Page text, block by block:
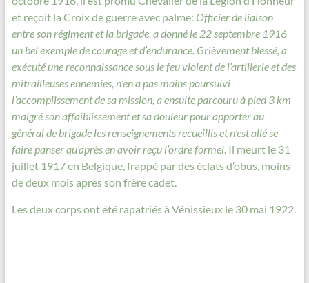
et reçoit la Croix de guerre avec palme: Officier de liaison
entre son régiment et la brigade, a donné le 22 septembre 1916
un bel exemple de courage et d’endurance. Grièvement blessé, a
exécuté une reconnaissance sous le feu violent de l’artillerie et des
mitrailleuses ennemies, n’en a pas moins poursuivi
l’accomplissement de sa mission, a ensuite parcouru à pied 3 km
malgré son affaiblissement et sa douleur pour apporter au
général de brigade les renseignements recueillis et n’est allé se
faire panser qu’après en avoir reçu l’ordre formel. Il meurt le 31
juillet 1917 en Belgique, frappé par des éclats d’obus, moins
de deux mois après son frère cadet.
Les deux corps ont été rapatriés à Vénissieux le 30 mai 1922.